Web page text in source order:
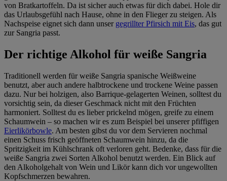
von Bratkartoffeln. Da ist sicher auch etwas für dich dabei. Hole dir
das Urlaubsgefühl nach Hause, ohne in den Flieger zu steigen. Als
Nachspeise eignet sich dann unser gegrillter Pfirsich mit Eis, das gut
zur Sangria passt.
Der richtige Alkohol für weiße Sangria
Traditionell werden für weiße Sangria spanische Weißweine
benutzt, aber auch andere halbtrockene und trockene Weine passen
dazu. Nur bei holzigen, also Barrique-gelagerten Weinen, solltest du
vorsichtig sein, da dieser Geschmack nicht mit den Früchten
harmoniert. Solltest du es lieber prickelnd mögen, greife zu einem
Schaumwein – so machen wir es zum Beispiel bei unserer pfiffigen
Eierlikörbowle. Am besten gibst du vor dem Servieren nochmal
einen Schuss frisch geöffneten Schaumwein hinzu, da die
Spritzigkeit im Kühlschrank oft verloren geht. Bedenke, dass für die
weiße Sangria zwei Sorten Alkohol benutzt werden. Ein Blick auf
den Alkoholgehalt von Wein und Likör kann dich vor ungewollten
Kopfschmerzen bewahren.